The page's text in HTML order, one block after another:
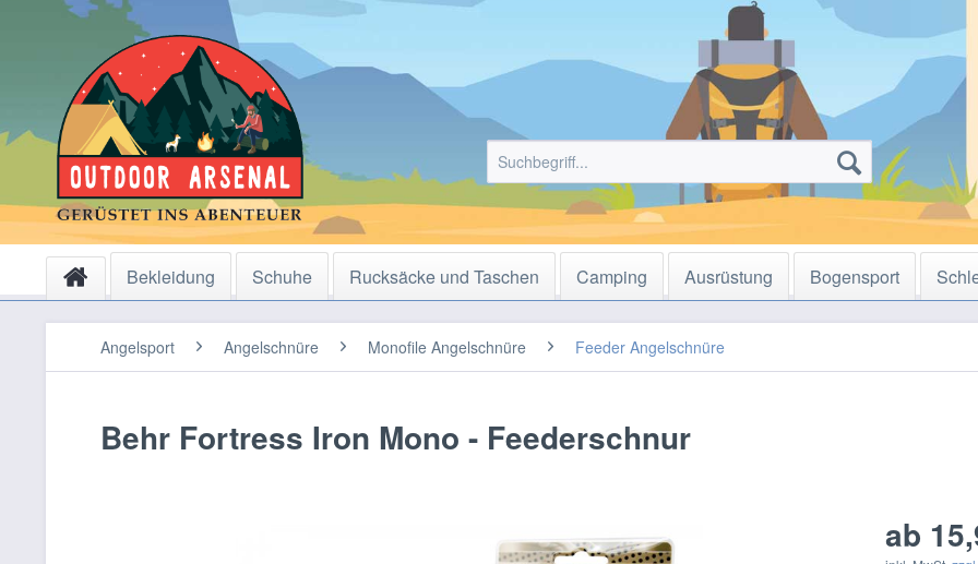
Bekleidung Schuhe Rucksäcke und Taschen Camping Ausrüstung Bogensport
Angelsport Angelschnüre Monofile Angelschnüre Feeder Angelschnüre
Behr Fortress Iron Mono - Feederschnur
ab